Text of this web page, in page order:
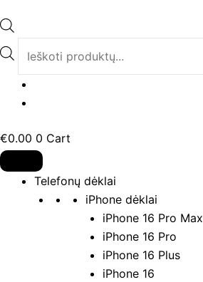
prie
turinio
€0.00 0 Cart
Telefonų dėklai
iPhone dėklai
iPhone 16 Pro Max
iPhone 16 Pro
iPhone 16 Plus
iPhone 16